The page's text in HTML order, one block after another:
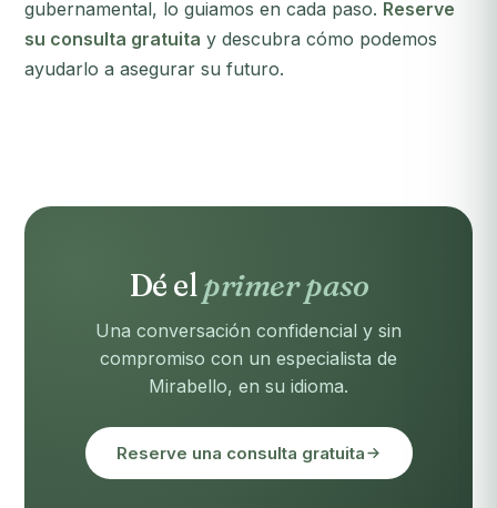
gubernamental, lo guiamos en cada paso. Reserve
su consulta gratuita y descubra cómo podemos
ayudarlo a asegurar su futuro.
Dé elprimer paso
Una conversación confidencial y sin
compromiso con un especialista de
Mirabello, en su idioma.
Reserve una consulta gratuita